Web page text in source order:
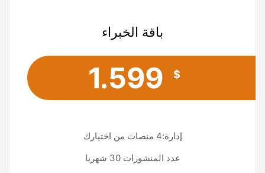
باقة الخبراء
$
1.599
إدارة:4 منصات من اختيارك
عدد المنشورات 30 شهريا